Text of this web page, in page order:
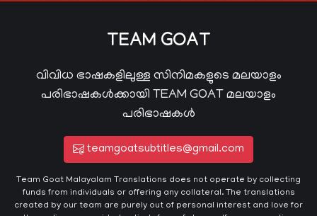
TEAM GOAT
വിവിധ ഭാഷകളിലുള്ള സിനിമകളുടെ മലയാളം
പരിഭാഷകൾക്കായി TEAM GOAT മലയാളം
പരിഭാഷകൾ
teamgoatsubtitles@gmail.com
Team Goat Malayalam Translations does not operate by collecting
funds from individuals or offering any collateral. The translations
created by our team are purely out of personal interest and love for